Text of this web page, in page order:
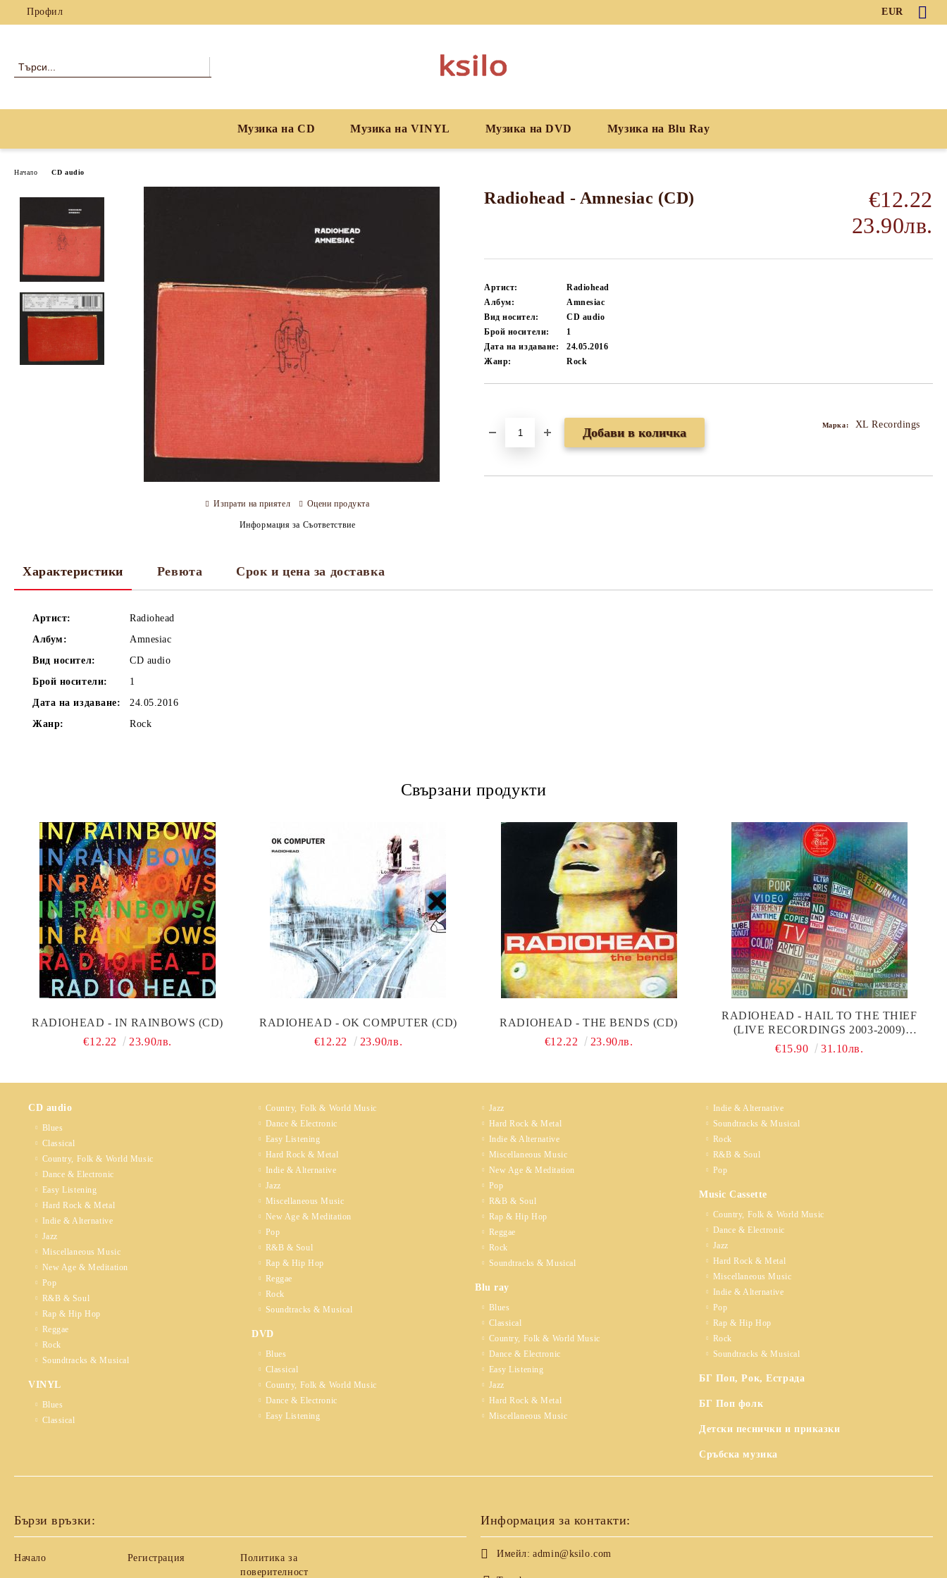
Профил EUR
Музика на CD Музика на VINYL Музика на DVD Музика на Blu Ray
Начало CD audio
Radiohead - Amnesiac (CD)
€12.22
23.90лв.
Артист:
Radiohead
Албум:
Amnesiac
Вид носител:
CD audio
Брой носители:
1
Дата на издаване:
24.05.2016
Жанр:
Rock
Марка: XL Recordings
Изпрати на приятел Оцени продукта
Информация за Съответствие
Характеристики Ревюта Срок и цена за доставка
Артист:
Radiohead
Албум:
Amnesiac
Вид носител:
CD audio
Брой носители:
1
Дата на издаване:
24.05.2016
Жанр:
Rock
Свързани продукти
RADIOHEAD - IN RAINBOWS (CD)
€12.22
23.90лв.
RADIOHEAD - OK COMPUTER (CD)
€12.22
23.90лв.
RADIOHEAD - THE BENDS (CD)
€12.22
23.90лв.
RADIOHEAD - HAIL TO THE THIEF
(LIVE RECORDINGS 2003-2009)
(DIGISLEEVE) (CD)
€15.90 31.10лв.
CD audio
Blues
Classical
Country, Folk & World Music
Dance & Electronic
Easy Listening
Hard Rock & Metal
Indie & Alternative
Jazz
Miscellaneous Music
New Age & Meditation
Pop
R&B & Soul
Rap & Hip Hop
Reggae
Rock
Soundtracks & Musical
VINYL
Blues
Classical
Country, Folk & World Music
Dance & Electronic
Easy Listening
Hard Rock & Metal
Indie & Alternative
Jazz
Miscellaneous Music
New Age & Meditation
Pop
R&B & Soul
Rap & Hip Hop
Reggae
Rock
Soundtracks & Musical
DVD
Blues
Classical
Country, Folk & World Music
Dance & Electronic
Easy Listening
Jazz
Hard Rock & Metal
Indie & Alternative
Miscellaneous Music
New Age & Meditation
Pop
R&B & Soul
Rap & Hip Hop
Reggae
Rock
Soundtracks & Musical
Blu ray
Blues
Classical
Country, Folk & World Music
Dance & Electronic
Easy Listening
Jazz
Hard Rock & Metal
Miscellaneous Music
Indie & Alternative
Soundtracks & Musical
Rock
R&B & Soul
Pop
Music Cassette
Country, Folk & World Music
Dance & Electronic
Jazz
Hard Rock & Metal
Miscellaneous Music
Indie & Alternative
Pop
Rap & Hip Hop
Rock
Soundtracks & Musical
БГ Поп, Рок, Естрада
БГ Поп фолк
Детски песнички и приказки
Сръбска музика
Бързи връзки:
Начало Регистрация
Политика за
поверителност
Информация за контакти:
Имейл: admin@ksilo.com